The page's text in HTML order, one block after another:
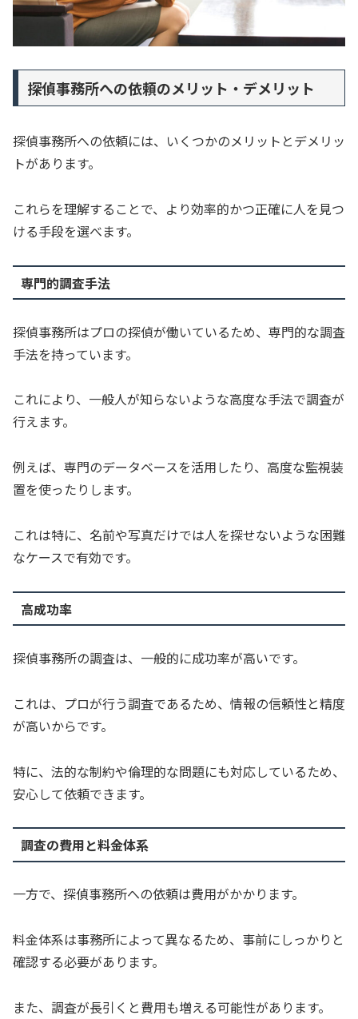
探偵事務所への依頼のメリット・デメリット
探偵事務所への依頼には、いくつかのメリットとデメリッ
トがあります。
これらを理解することで、より効率的かつ正確に人を見つ
ける手段を選べます。
専門的調査手法
探偵事務所はプロの探偵が働いているため、専門的な調査
手法を持っています。
これにより、一般人が知らないような高度な手法で調査が
行えます。
例えば、専門のデータベースを活用したり、高度な監視装
置を使ったりします。
これは特に、名前や写真だけでは人を探せないような困難
なケースで有効です。
高成功率
探偵事務所の調査は、一般的に成功率が高いです。
これは、プロが行う調査であるため、情報の信頼性と精度
が高いからです。
特に、法的な制約や倫理的な問題にも対応しているため、
安心して依頼できます。
調査の費用と料金体系
一方で、探偵事務所への依頼は費用がかかります。
料金体系は事務所によって異なるため、事前にしっかりと
確認する必要があります。
また、調査が長引くと費用も増える可能性があります。